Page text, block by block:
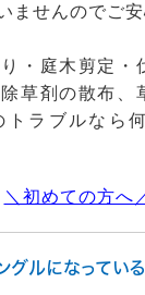
ませんのでご安
・庭木剪定・
草剤の散布、
ラブルなら
＼初めての方へ
グルになっている